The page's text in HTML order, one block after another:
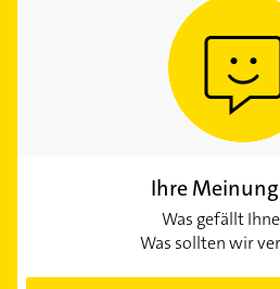
Ihre
Was gefällt
Was sollten wir